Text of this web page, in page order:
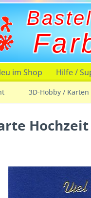
im Shop Hilfe /
3D-Hobby / Karten